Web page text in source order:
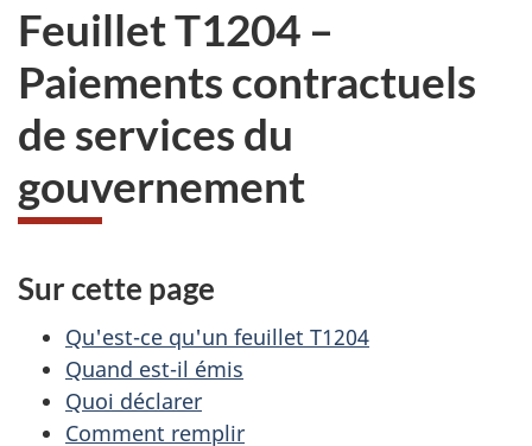
Feuillet T1204 –
Paiements contractuels
de services du
gouvernement
Sur cette page
Qu'est-ce qu'un feuillet T1204
Quand est-il émis
Quoi déclarer
Comment remplir